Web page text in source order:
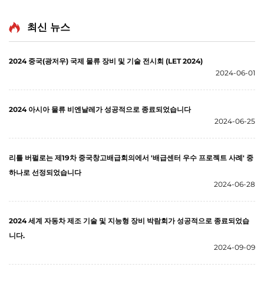
최신 뉴스
2024 중국(광저우) 국제 물류 장비 및 기술 전시회 (LET 2024)
2024-06-01
2024 아시아 물류 비엔날레가 성공적으로 종료되었습니다
2024-06-25
리틀 버펄로는 제19차 중국창고배급회의에서 '배급센터 우수 프로젝트 사례' 중
하나로 선정되었습니다
2024-06-28
2024 세계 자동차 제조 기술 및 지능형 장비 박람회가 성공적으로 종료되었습
니다.
2024-09-09